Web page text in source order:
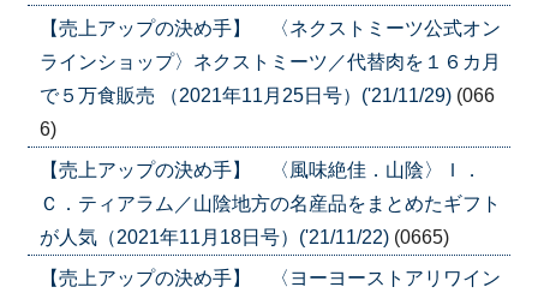
【売上アップの決め手】 〈ネクストミーツ公式オン
ラインショップ〉ネクストミーツ／代替肉を１６カ月
で５万食販売 （2021年11月25日号）('21/11/29) (066
6)
【売上アップの決め手】 〈風味絶佳．山陰〉Ｉ．
Ｃ．ティアラム／山陰地方の名産品をまとめたギフト
が人気（2021年11月18日号）('21/11/22) (0665)
【売上アップの決め手】 〈ヨーヨーストアリワイン